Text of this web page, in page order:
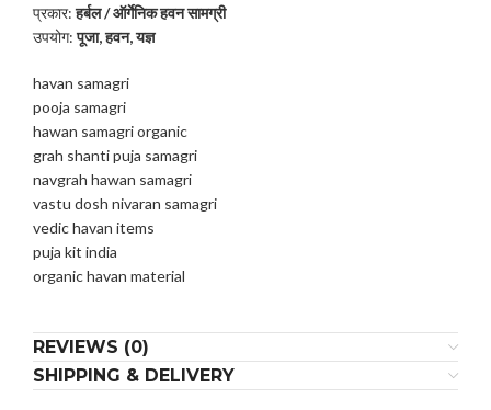
प्रकार:हर्बल / ऑर्गेनिक हवन सामग्री
उपयोग:पूजा, हवन, यज्ञ
havan samagri
pooja samagri
hawan samagri organic
grah shanti puja samagri
navgrah hawan samagri
vastu dosh nivaran samagri
vedic havan items
puja kit india
organic havan material
REVIEWS (0)
SHIPPING & DELIVERY